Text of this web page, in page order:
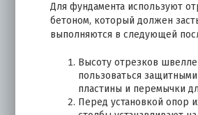
Для фундамента используют
бетоном, который должен
выполняются в следующей
Высоту отрезков
пользоваться
пластины и перемычки
Перед установкой опор